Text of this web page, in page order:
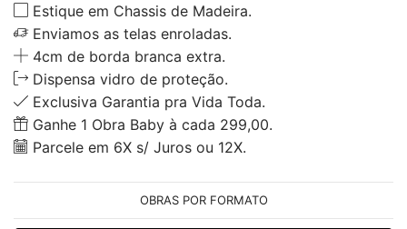
Estique em Chassis de Madeira.
Enviamos as telas enroladas.
4cm de borda branca extra.
Dispensa vidro de proteção.
Exclusiva Garantia pra Vida Toda.
Ganhe 1 Obra Baby à cada 299,00.
Parcele em 6X s/ Juros ou 12X.
OBRAS POR FORMATO